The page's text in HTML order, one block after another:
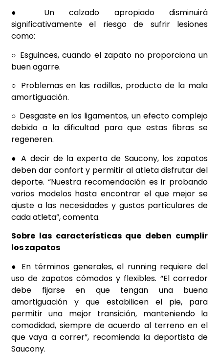
● Un calzado apropiado disminuirá
significativamente el riesgo de sufrir lesiones
como:
○ Esguinces, cuando el zapato no proporciona un
buen agarre.
○ Problemas en las rodillas, producto de la mala
amortiguación.
○ Desgaste en los ligamentos, un efecto complejo
debido a la dificultad para que estas fibras se
regeneren.
● A decir de la experta de Saucony, los zapatos
deben dar confort y permitir al atleta disfrutar del
deporte. “Nuestra recomendación es ir probando
varios modelos hasta encontrar el que mejor se
ajuste a las necesidades y gustos particulares de
cada atleta”, comenta.
Sobre las características que deben cumplir
los zapatos
● En términos generales, el running requiere del
uso de zapatos cómodos y flexibles. “El corredor
debe fijarse en que tengan una buena
amortiguación y que estabilicen el pie, para
permitir una mejor transición, manteniendo la
comodidad, siempre de acuerdo al terreno en el
que vaya a correr”, recomienda la deportista de
Saucony.